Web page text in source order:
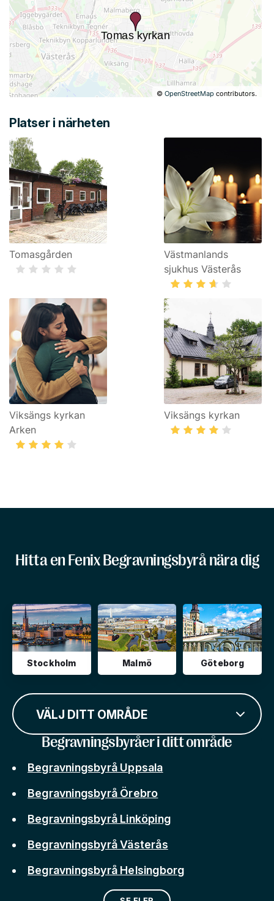
©OpenStreetMap contributors.
Platser i närheten
Tomasgården
Västmanlands
sjukhus Västerås
Viksängs kyrkan
Arken
Viksängs kyrkan
Hitta en Fenix Begravningsbyrå nära dig
Stockholm Malmö Göteborg
VÄLJ DITT OMRÅDE
Begravningsbyråer i ditt område
Begravningsbyrå Uppsala
Begravningsbyrå Örebro
Begravningsbyrå Linköping
Begravningsbyrå Västerås
Begravningsbyrå Helsingborg